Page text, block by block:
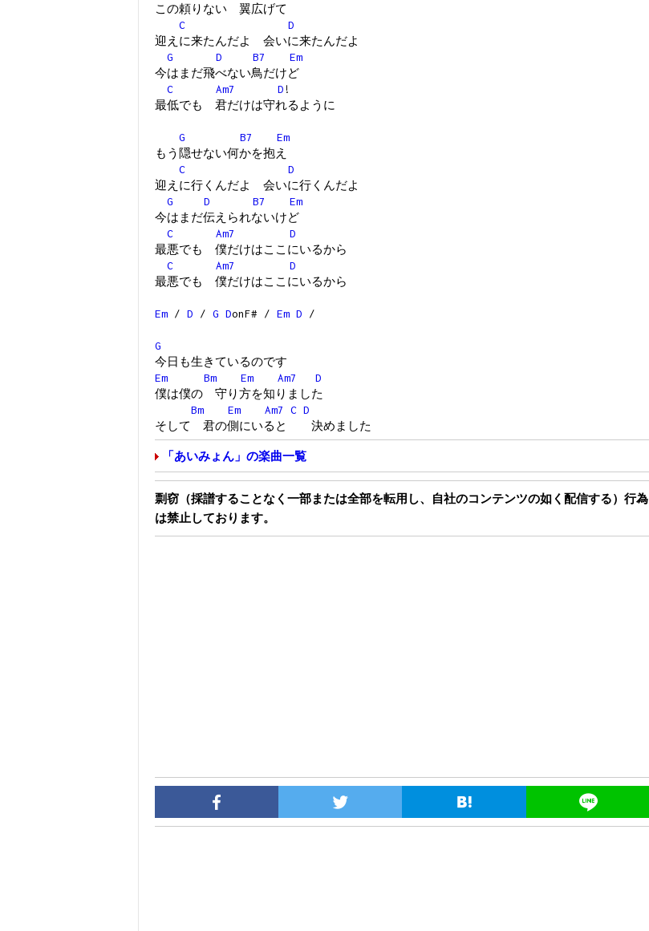
この頼りない 翼広げて
C
D
迎えに来たんだよ 会いに来たんだよ
G
D B7
Em
今はまだ飛べない鳥だけど
C
Am7 D !
最低でも 君だけは守れるように
G B7
Em
もう隠せない何かを抱え
C
D
迎えに行くんだよ 会いに行くんだよ
G
D B7
Em
今はまだ伝えられないけど
C
Am7
D
最悪でも 僕だけはここにいるから
C
Am7
D
最悪でも 僕だけはここにいるから
Em / D / G DonF# / Em D /
G
今日も生きているのです
Em
Bm Em Am7
D
僕は僕の 守り方を知りました
Bm
Em Am7 C D
そして 君の側にいると 決めました
「あいみょん」の楽曲一覧
剽窃（採譜することなく一部または全部を転用し、自社のコンテンツの如く配信する）行為
は禁止しております。